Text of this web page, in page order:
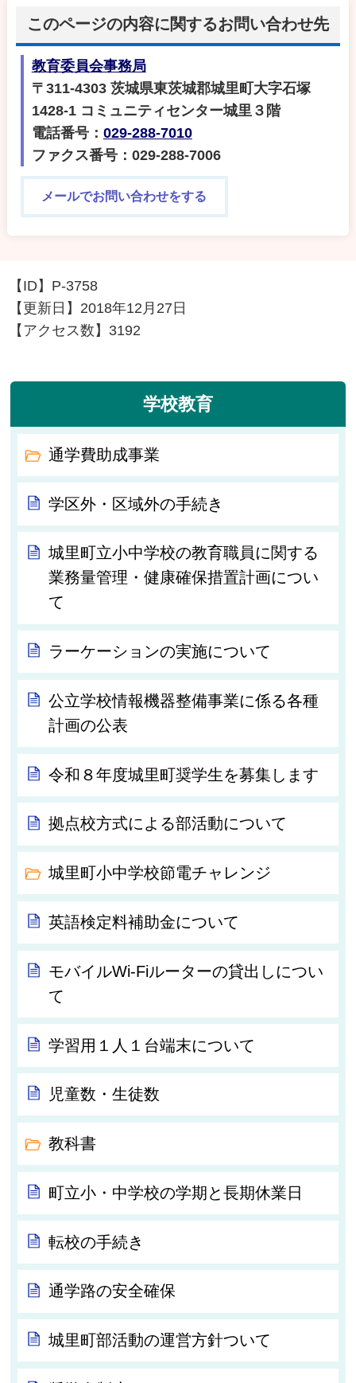
このページの内容に関するお問い合わせ先
教育委員会事務局
〒311-4303 茨城県東茨城郡城里町大字石塚
1428‐1 コミュニティセンター城里３階
電話番号： 029-288-7010
ファクス番号：029-288-7006
メールでお問い合わせをする
【ID】 P-3758
【更新日】 2018年12月27日
【アクセス数】 3192
学校教育
通学費助成事業
学区外・区域外の手続き
城里町立小中学校の教育職員に関する
業務量管理・健康確保措置計画につい
て
ラーケーションの実施について
公立学校情報機器整備事業に係る各種
計画の公表
令和８年度城里町奨学生を募集します
拠点校方式による部活動について
城里町小中学校節電チャレンジ
英語検定料補助金について
モバイルWi-Fiルーターの貸出しについ
て
学習用１人１台端末について
児童数・生徒数
教科書
町立小・中学校の学期と長期休業日
転校の手続き
通学路の安全確保
城里町部活動の運営方針ついて